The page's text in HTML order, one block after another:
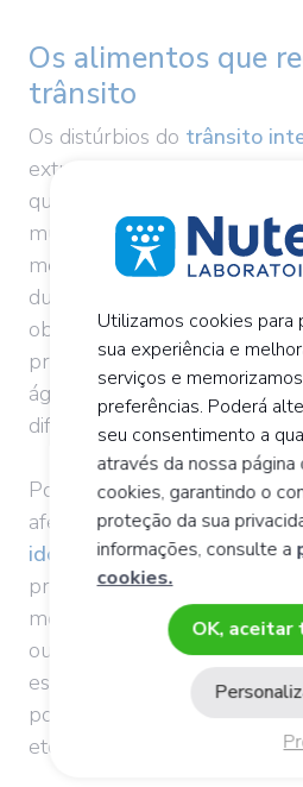
Os alimentos que
trânsito
Os distúrbios do trânsito
extremamente comuns. Em
que a obstipação afecta até
mundial! É muitas vezes
menos de 3 defecações por
duras e difíceis. De facto,
obstipado, o trânsito é
progridem no cólon, que
água. As fezes tornam-se
difíceis de evacuar...
Por natureza, as mulheres
afectadas pela obstipação
idosos
são também mais
problemas de trânsito
modificado: pouca actividade
ou mesmo repouso na cama
esvaziamento das fezes,
pobre em fibras, más
etc.
Utilizamos cookies para
sua experiência e
serviços e
preferências. Poderá
seu consentimento a
através da nossa
cookies, garantindo o
proteção da sua
informações, consulte a
cookies.
OK, aceitar